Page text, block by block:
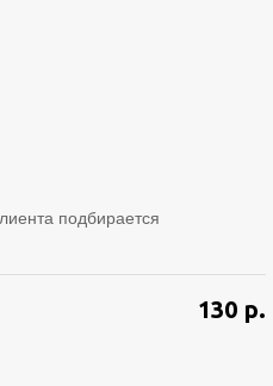
подбирается
130 р.